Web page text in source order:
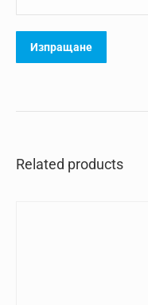
Related products